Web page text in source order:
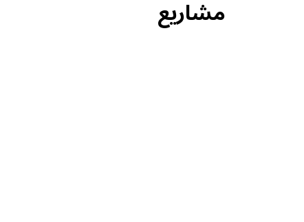
مشاريع